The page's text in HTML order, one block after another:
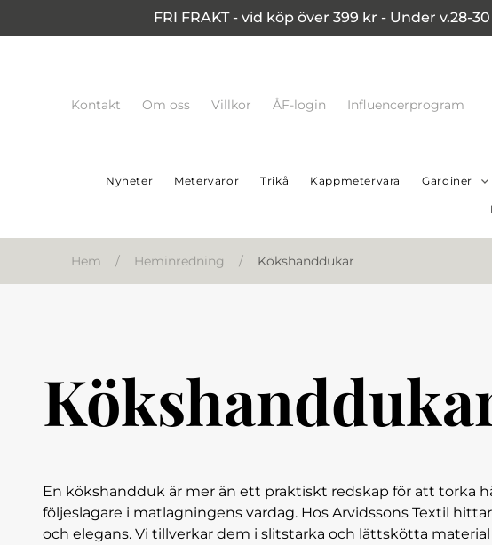
FRI FRAKT - vid köp över 399 kr - Under
Kontakt Om oss Villkor ÅF-login Influencerprogram
Nyheter Metervaror Trikå Kappmetervara Gardiner
Hem / Heminredning / Kökshanddukar
En kökshandduk är mer än ett praktiskt redskap för att torka
följeslagare i matlagningens vardag. Hos Arvidssons Textil
och elegans. Vi tillverkar dem i slitstarka och lättskötta